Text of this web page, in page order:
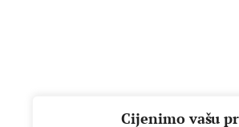
Cijenimo vašu